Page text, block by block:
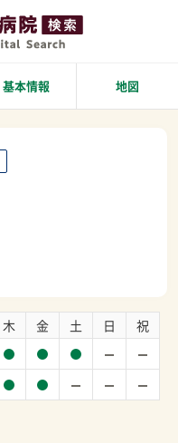
基本情報 地図
木 金 土 日 祝